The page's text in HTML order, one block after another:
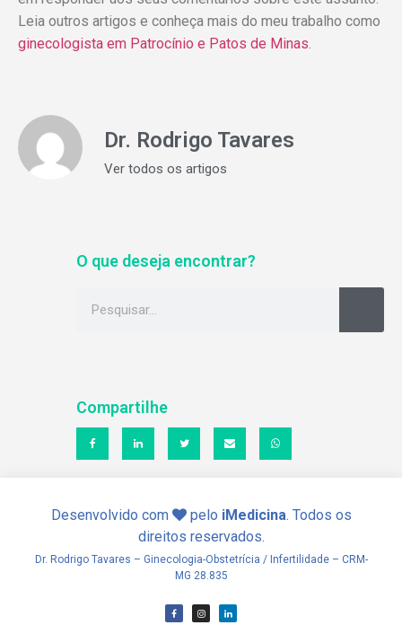
Leia outros artigos e conheça mais do meu trabalho como
ginecologista em Patrocínio e Patos de Minas
Dr. Rodrigo Tavares
Ver todos os artigos
O que deseja encontrar?
Compartilhe
Desenvolvido com pelo iMedicina. Todos os
direitos reservados.
Dr. Rodrigo Tavares – Ginecologia-Obstetrícia / Infertilidade – CRM-
MG 28.835